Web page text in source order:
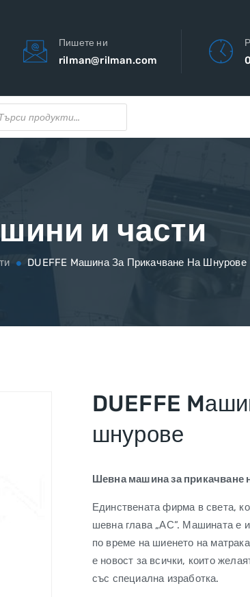
Пишете ни
rilman@rilman.com
и части
DUEFFE Mашина За Прикачване На Шнурове
DUEFFE
шнурове
Шевна машина за прикачване
Единствената фирма в света,
шевна глава „АС”. Машината е
по време на шиенето на
е новост за всички, които
със специална изработка.